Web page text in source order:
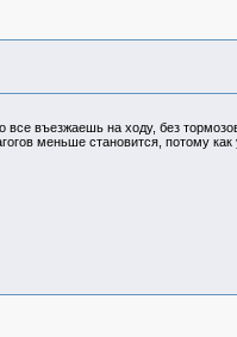
въезжаешь на ходу, без
меньше становится, потому как